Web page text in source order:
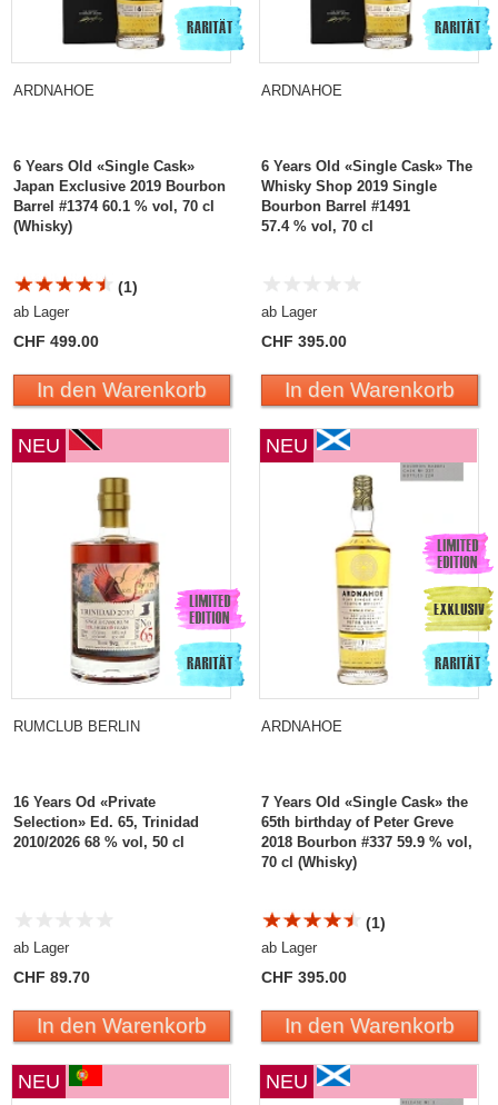
ARDNAHOE
6 Years Old «Single Cask»
Japan Exclusive 2019 Bourbon
Barrel #1374 60.1 % vol, 70 cl
(Whisky)
(1)
ab Lager
CHF 499.00
In den Warenkorb
ARDNAHOE
6 Years Old «Single Cask» The
Whisky Shop 2019 Single
Bourbon Barrel #1491
57.4 % vol, 70 cl
ab Lager
CHF 395.00
In den Warenkorb
NEU
RUMCLUB BERLIN
16 Years Od «Private
Selection» Ed. 65, Trinidad
2010/2026 68 % vol, 50 cl
ab Lager
CHF 89.70
In den Warenkorb
NEU
ARDNAHOE
7 Years Old «Single Cask» the
65th birthday of Peter Greve
2018 Bourbon #337 59.9 % vol,
70 cl (Whisky)
(1)
ab Lager
CHF 395.00
In den Warenkorb
NEU NEU